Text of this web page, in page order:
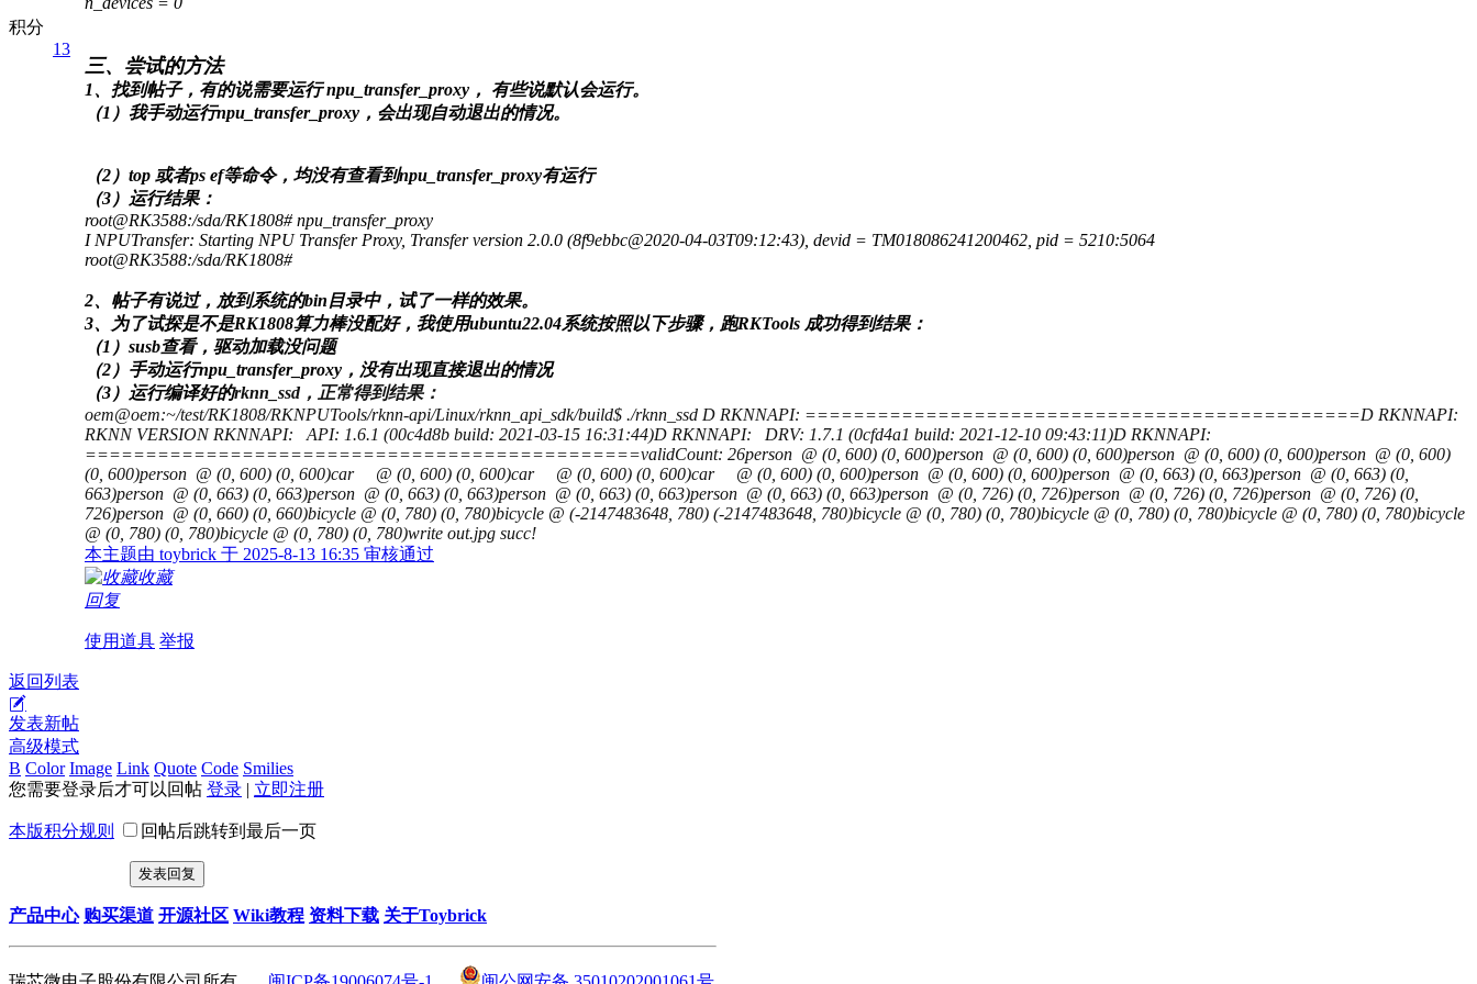
积分
13
三、尝试的方法
1、找到帖子，有的说需要运行 npu_transfer_proxy， 有些说默认会运行。
（1）我手动运行npu_transfer_proxy，会出现自动退出的情况。
（2）top 或者ps ef等命令，均没有查看到npu_transfer_proxy有运行
（3）运行结果：
root@RK3588:/sda/RK1808# npu_transfer_proxy
I NPUTransfer: Starting NPU Transfer Proxy, Transfer version 2.0.0 (8f9ebbc@2020-04-03T09:12:43), devid = TM018086241200462, pid = 5210:5064
root@RK3588:/sda/RK1808#
2、帖子有说过，放到系统的bin目录中，试了一样的效果。
3、为了试探是不是RK1808算力棒没配好，我使用ubuntu22.04系统按照以下步骤，跑RKTools 成功得到结果：
（1）susb查看，驱动加载没问题
（2）手动运行npu_transfer_proxy，没有出现直接退出的情况
（3）运行编译好的rknn_ssd，正常得到结果：
oem@oem:~/test/RK1808/RKNPUTools/rknn-api/Linux/rknn_api_sdk/build$ ./rknn_ssd D RKNNAPI: ==============================================D RKNNAPI:
RKNN VERSIONRKNNAPI: API: 1.6.1 (00c4d8b build: 2021-03-15 16:31:44)D RKNNAPI: DRV: 1.7.1 (0cfd4a1 build: 2021-12-10 09:43:11)D RKNNAPI:
==============================================validCount: 26person @ (0, 600) (0, 600)person @ (0, 600) (0, 600)person @ (0, 600) (0, 600)person @ (0, 600)
(0, 600)person @ (0, 600) (0, 600)car @ (0, 600) (0, 600)car @ (0, 600) (0, 600)car @ (0, 600) (0, 600)person @ (0, 600) (0, 600)person @ (0, 663) (0, 663)person @ (0, 663) (0,
663)person @ (0, 663) (0, 663)person @ (0, 663) (0, 663)person @ (0, 663) (0, 663)person @ (0, 663) (0, 663)person @ (0, 726) (0, 726)person @ (0, 726) (0, 726)person @ (0, 726) (0,
726)person @ (0, 660) (0, 660)bicycle @ (0, 780) (0, 780)bicycle @ (-2147483648, 780) (-2147483648, 780)bicycle @ (0, 780) (0, 780)bicycle @ (0, 780) (0, 780)bicycle @ (0, 780) (0, 780)bicycle
@ (0, 780) (0, 780)bicycle @ (0, 780) (0, 780)write out.jpg succ!
本主题由 toybrick 于 2025-8-13 16:35 审核通过
收藏
回复
使用道具 举报
返回列表
发表新帖
高级模式
B Color Image Link Quote Code Smilies
您需要登录后才可以回帖 登录 | 立即注册
本版积分规则 回帖后跳转到最后一页
发表回复
产品中心 购买渠道 开源社区 Wiki教程 资料下载 关于Toybrick